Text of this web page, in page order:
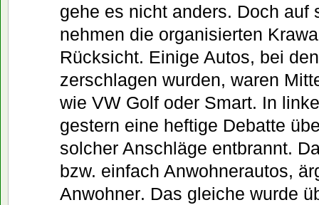
gehe es nicht anders. Doch auf
nehmen die organisierten
Rücksicht. Einige Autos, bei
zerschlagen wurden, waren
wie VW Golf oder Smart. In
gestern eine heftige Debatte
solcher Anschläge entbrannt.
bzw. einfach Anwohnerautos,
Anwohner. Das gleiche wurde